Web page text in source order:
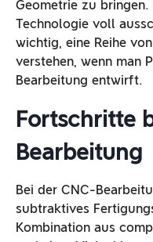
Geometrie zu
Technologie voll
wichtig, eine Reihe
verstehen, wenn man
Bearbeitung entwirft.
Fortschritte
Bearbeitung
Bei der CNC-
subtraktives
Kombination aus